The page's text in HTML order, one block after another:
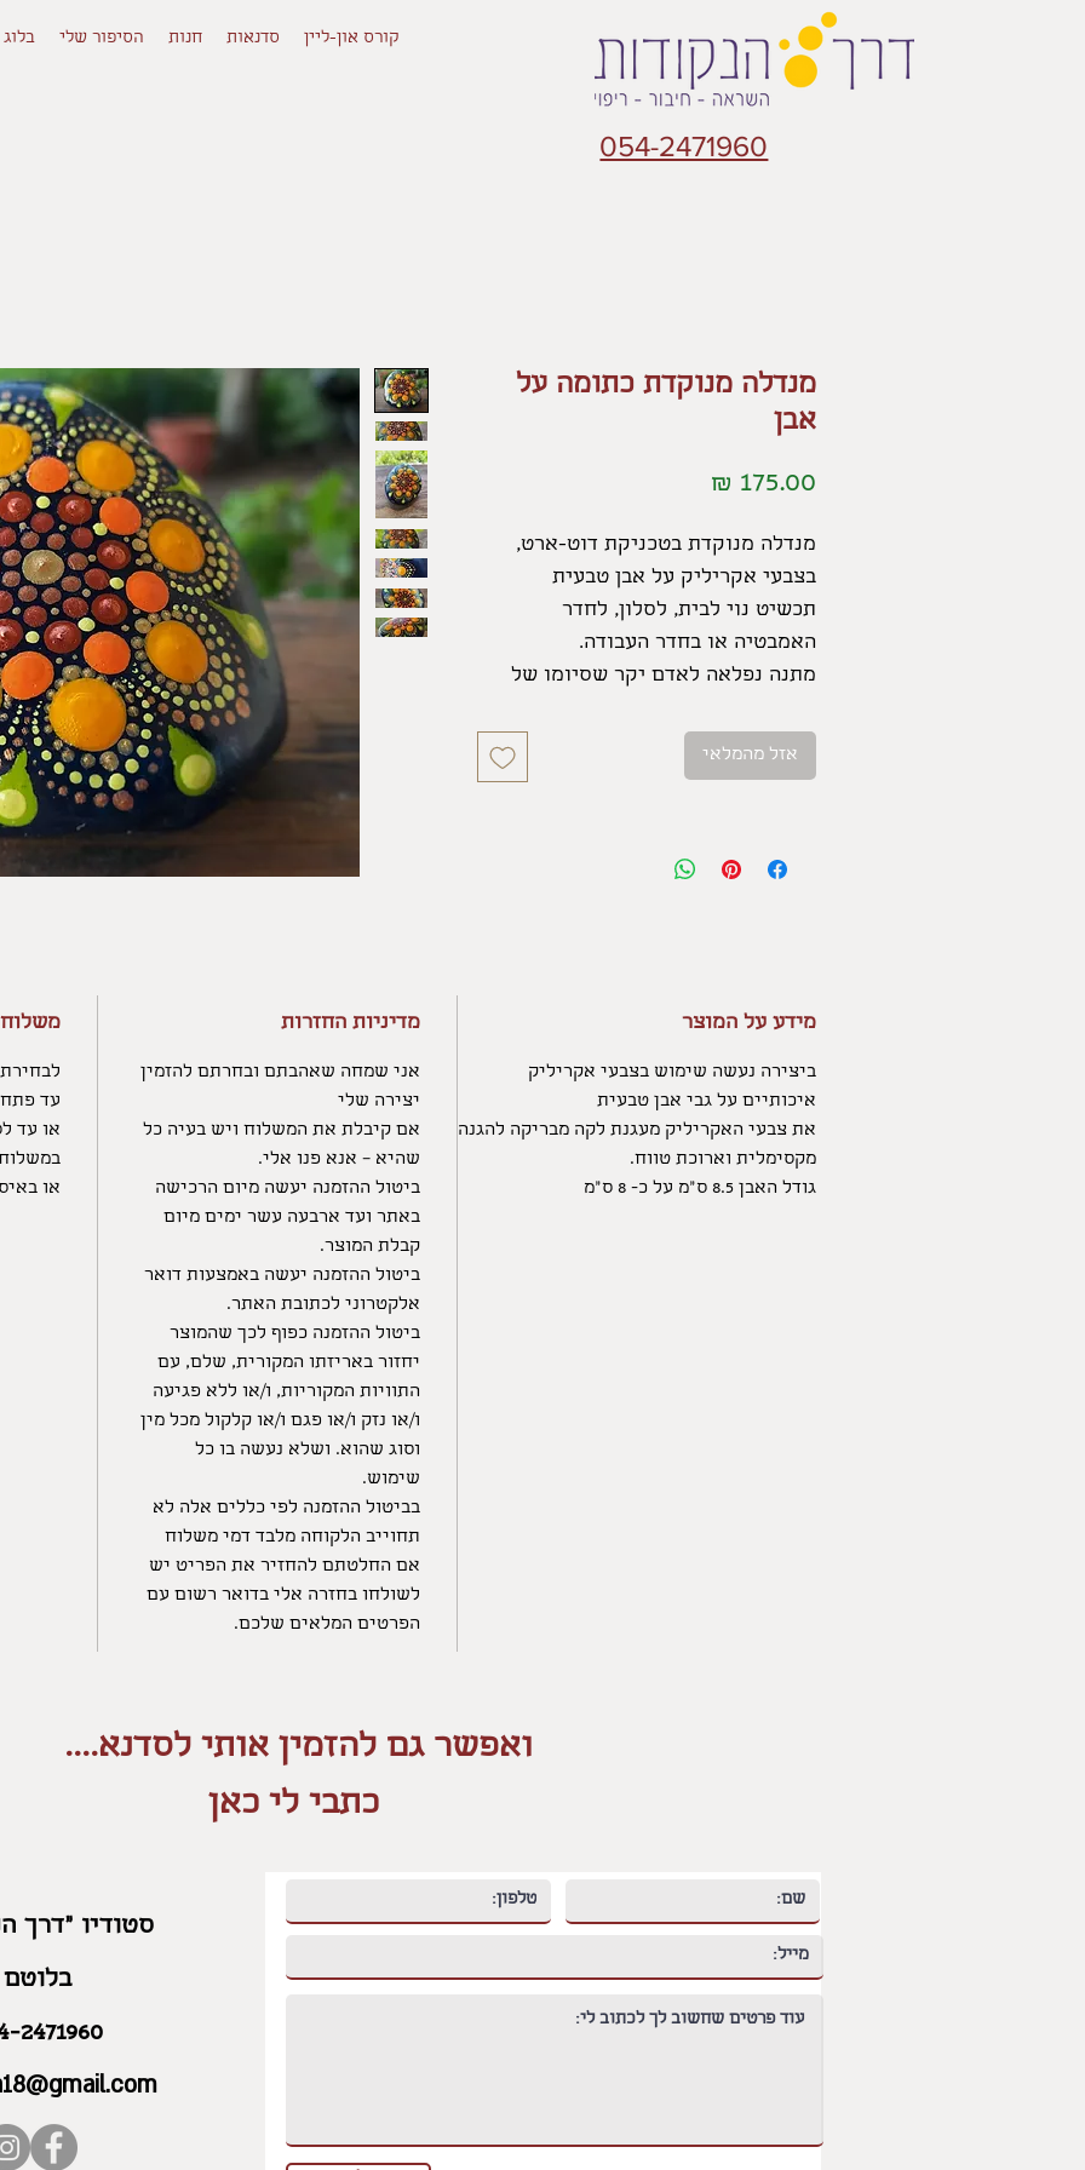
קורס און-ליין סדנאות חנות הסיפור שלי בלוג
054-2471960
מנדלה מנוקדת כתומה על
אבן
מנדלה מנוקדת בטכניקת דוט-ארט,
בצבעי אקריליק על אבן טבעית
תכשיט נוי לבית, לסלון, לחדר
האמבטיה או בחדר העבודה.
מתנה נפלאה לאדם יקר שסיומו של
האבן המצולמת אזלה מהמלאי - אך
לרעותה - אך ניתן לשחזר את הצבעים
אזל מהמלאי
מידע על המוצר
ביצירה נעשה שימוש בצבעי אקריליק
איכותיים על גבי אבן טבעית
את צבעי האקריליק מעגנת לקה מבריקה להגנה
מקסימלית וארוכת טווח.
גודל האבן 8.5 ס"מ על כ- 8 ס"מ
מדיניות החזרות
אני שמחה שאהבתם ובחרתם להזמין
יצירה שלי
אם קיבלת את המשלוח ויש בעיה כל
שהיא – אנא פנו אלי.
ביטול ההזמנה יעשה מיום הרכישה
באתר ועד ארבעה עשר ימים מיום
קבלת המוצר.
ביטול ההזמנה יעשה באמצעות דואר
אלקטרוני לכתובת האתר.
​ביטול ההזמנה כפוף לכך שהמוצר
יחזור באריזתו המקורית, שלם, עם
התוויות המקוריות, ו/או ללא פגיעה
ו/או נזק ו/או פגם ו/או קלקול מכל מין
וסוג שהוא. ושלא נעשה בו כל
שימוש.
בביטול ההזמנה לפי כללים אלה לא
תחוייב הלקוחה מלבד דמי משלוח
אם החלטתם להחזיר את הפריט יש
לשולחו בחזרה אלי בדואר רשום עם
הפרטים המלאים שלכם.
עד
או עד
או
ואפשר גם להזמין אותי לסדנא....
כתבי לי כאן
סטודיו "דרך
בלוטם
2471960